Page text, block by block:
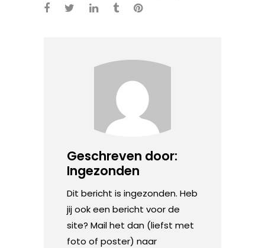
Geschreven door:
Ingezonden
Dit bericht is ingezonden. Heb
jij ook een bericht voor de
site? Mail het dan (liefst met
foto of poster) naar